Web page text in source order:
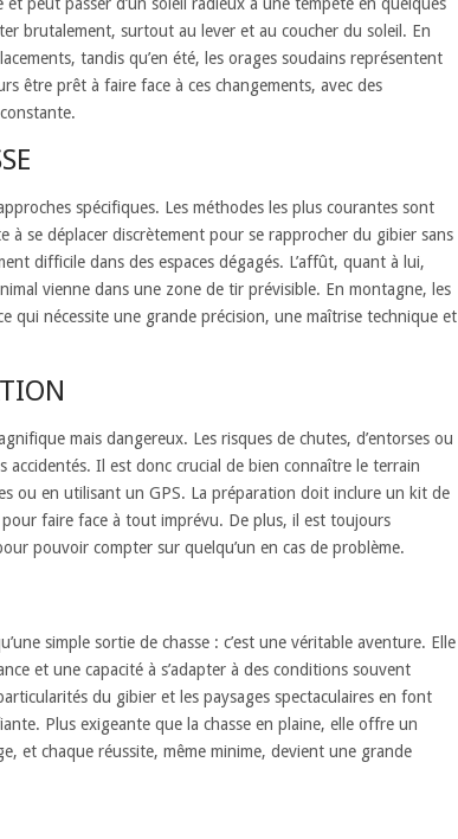
brutalement, surtout au lever et au coucher du soleil. En
tandis qu’en été, les orages soudains représentent
être prêt à faire face à ces changements, avec des
spécifiques. Les méthodes les plus courantes sont
à se déplacer discrètement pour se rapprocher du gibier sans
difficile dans des espaces dégagés. L’affût, quant à lui,
vienne dans une zone de tir prévisible. En montagne, les
qui nécessite une grande précision, une maîtrise technique et
mais dangereux. Les risques de chutes, d’entorses ou
accidentés. Il est donc crucial de bien connaître le terrain
ou en utilisant un GPS. La préparation doit inclure un kit de
faire face à tout imprévu. De plus, il est toujours
pouvoir compter sur quelqu’un en cas de problème.
simple sortie de chasse : c’est une véritable aventure. Elle
et une capacité à s’adapter à des conditions souvent
du gibier et les paysages spectaculaires en font
Plus exigeante que la chasse en plaine, elle offre un
et chaque réussite, même minime, devient une grande